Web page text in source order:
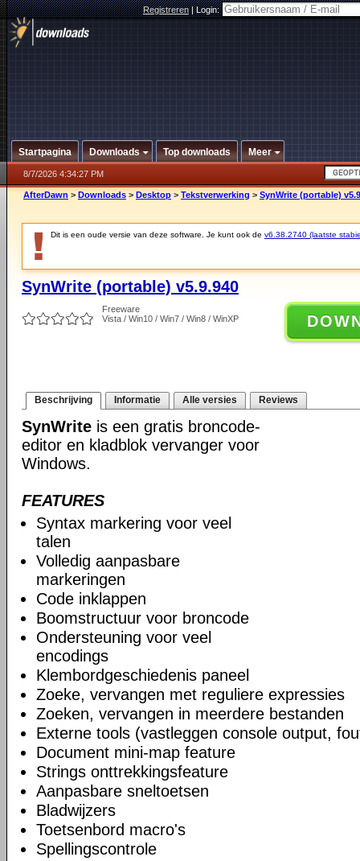
Registreren|Login:
Startpagina Downloads Top downloads Meer
8/7/2026 4:34:27 PM
AfterDawn > Downloads > Desktop > Tekstverwerking > SynWrite (portable)
Dit is een oude versie van deze software. Je kunt ook de v6.38.2740 (laatste
SynWrite (portable) v5.9.940
Freeware
Vista / Win10 / Win7 / Win8 / WinXP
Beschrijving Informatie Alle versies Reviews
SynWrite is een gratis broncode-
editor en kladblok vervanger voor
Windows.
FEATURES
Syntax markering voor veel
talen
Volledig aanpasbare
markeringen
Code inklappen
Boomstructuur voor broncode
Ondersteuning voor veel
encodings
Klembordgeschiedenis paneel
Zoeke, vervangen met reguliere expressies
Zoeken, vervangen in meerdere bestanden
Externe tools (vastleggen console output,
Document mini-map feature
Strings onttrekkingsfeature
Aanpasbare sneltoetsen
Bladwijzers
Toetsenbord macro's
Spellingscontrole